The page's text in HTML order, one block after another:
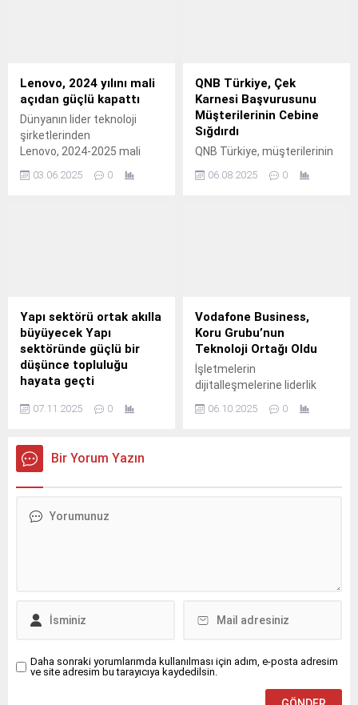
Lenovo, 2024 yılını mali
açıdan güçlü kapattı
Dünyanın lider teknoloji
şirketlerinden
Lenovo, 2024-2025 mali
ve yıl geneli finansal
03.06.2025 0
QNB Türkiye, Çek
Karnesi Başvurusunu
Müşterilerinin Cebine
Sığdırdı
QNB Türkiye, müşterilerinin
sağlayacak bir çözümle çek
06.08.2025 0
Yapı sektörü ortak akılla
büyüyecek Yapı
sektöründe güçlü bir
düşünce topluluğu
hayata geçti
Ürünleri İhracatçıları Birliği,
farklı disiplinler ile mobilya
sektörü temsilcilerini “Yapı
getirdi.
07.11.2025 0
Vodafone Business,
Koru Grubu’nun
Teknoloji Ortağı Oldu
İşletmelerin
dijitalleşmelerine liderlik
gösteren Vodafone
06.10.2025 0
Bir Yorum Yazın
Daha sonraki yorumlarımda kullanılması için adım, e-posta adresim
ve site adresim bu tarayıcıya kaydedilsin.